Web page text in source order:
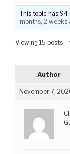
This topic has
months, 2 weeks
Viewing 15 posts
Author
November 7,
CI